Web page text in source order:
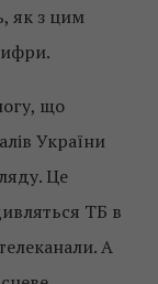
як з цим
що
України
Це
ТБ в
А